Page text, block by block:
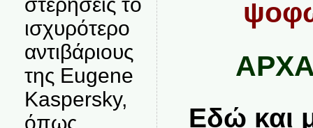
ισχυρότερο
αντιβάριους
της Eugene
Kaspersky,
όπως
Εδώ και